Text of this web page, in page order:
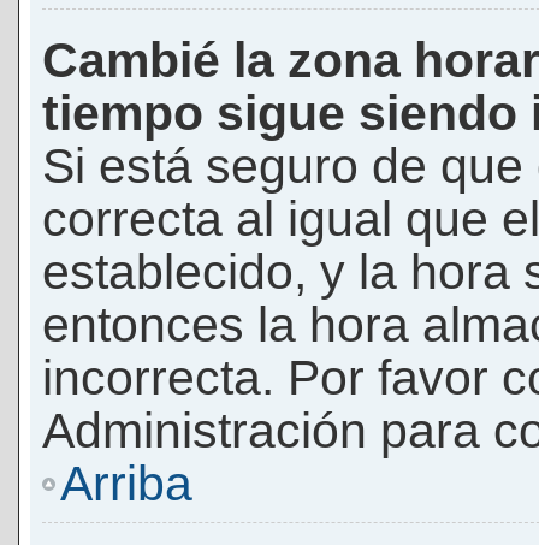
Cambié la zona
tiempo sigue siendo
Si está seguro de
correcta al igual que
establecido, y la hora
entonces la hora
incorrecta. Por favor
Administración para
Arriba